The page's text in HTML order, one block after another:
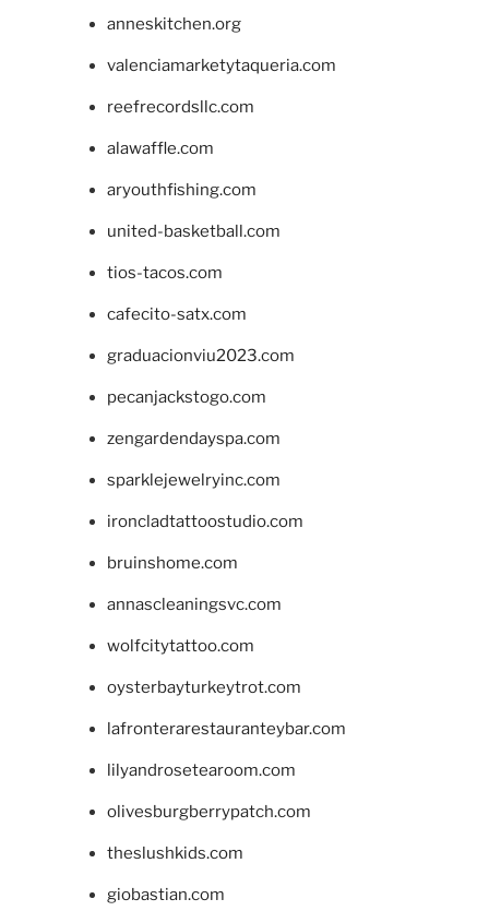
anneskitchen.org
valenciamarketytaqueria.com
reefrecordsllc.com
alawaffle.com
aryouthfishing.com
united-basketball.com
tios-tacos.com
cafecito-satx.com
graduacionviu2023.com
pecanjackstogo.com
zengardendayspa.com
sparklejewelryinc.com
ironcladtattoostudio.com
bruinshome.com
annascleaningsvc.com
wolfcitytattoo.com
oysterbayturkeytrot.com
lafronterarestauranteybar.com
lilyandrosetearoom.com
olivesburgberrypatch.com
theslushkids.com
giobastian.com